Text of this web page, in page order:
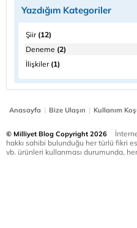
Yazdığım Kategoriler
Şiir(12)
Deneme (2)
İlişkiler(1)
Anasayfa | Bize Ulaşın | Kullanım
© Milliyet Blog Copyright 2026
hakkı sahibi bulunduğu her türlü fikri
vb. ürünleri kullanması durumunda,